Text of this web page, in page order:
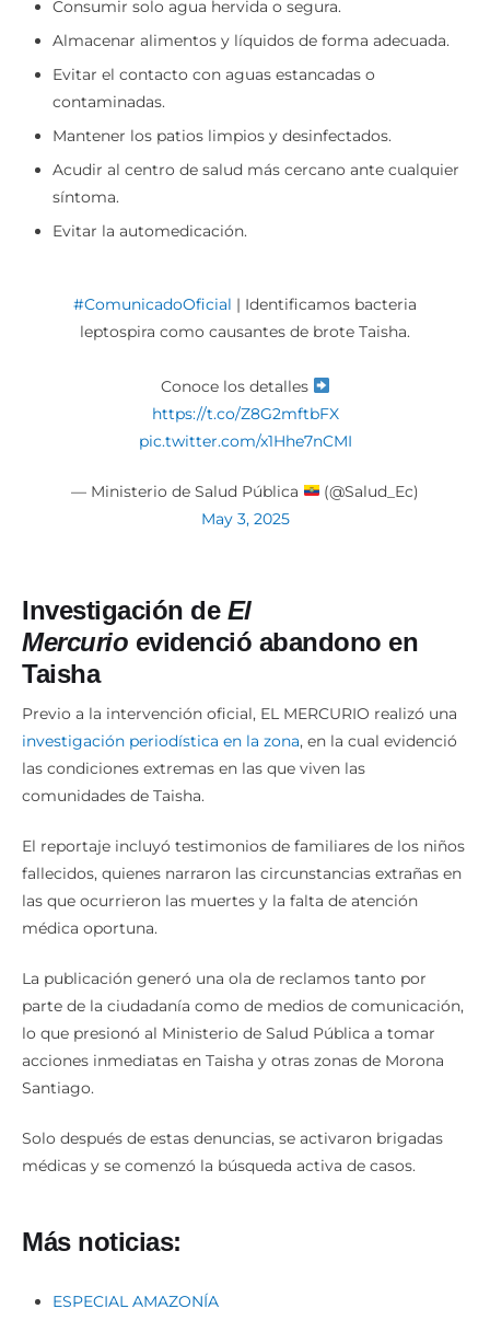
Almacenar alimentos y líquidos de forma adecuada.
Evitar el contacto con aguas estancadas o
contaminadas.
Mantener los patios limpios y desinfectados.
Acudir al centro de salud más cercano ante cualquier
síntoma.
Evitar la automedicación.
leptospira como causantes de brote Taisha.
https://t.co/Z8G2mftbFX
pic.twitter.com/x1Hhe7nCMI
May 3, 2025
Mercurioevidenció abandono en
Taisha
Previo a la intervención oficial, EL MERCURIO realizó una
investigación periodística en la zona, en la cual evidenció
las condiciones extremas en las que viven las
comunidades de Taisha.
fallecidos, quienes narraron las circunstancias extrañas en
las que ocurrieron las muertes y la falta de atención
médica oportuna.
parte de la ciudadanía como de medios de comunicación,
lo que presionó al Ministerio de Salud Pública a tomar
acciones inmediatas en Taisha y otras zonas de Morona
Santiago.
médicas y se comenzó la búsqueda activa de casos.